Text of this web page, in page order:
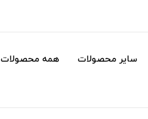
سایر محصولات همه محصولات